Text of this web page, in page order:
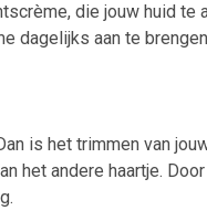
die jouw huid te
aan te
is het trimmen van
het andere haartje.